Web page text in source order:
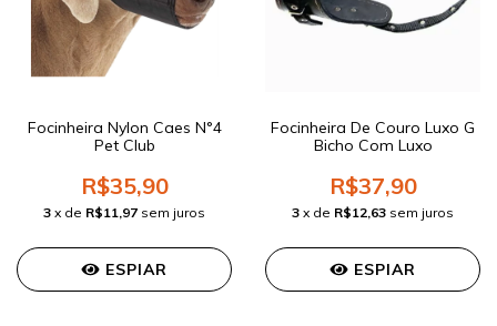
Focinheira Nylon Caes N°4
Pet Club
R$35,90
3 x de R$11,97 sem juros
ESPIAR
Focinheira De Couro Luxo G
Bicho Com Luxo
R$37,90
3 x de R$12,63 sem juros
ESPIAR